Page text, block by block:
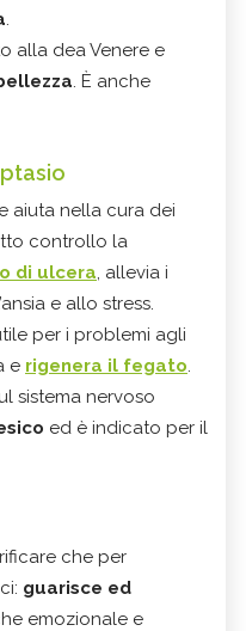
.
alla dea Venere e
. È anche
e aiuta nella cura dei
controllo la
di ulcera, allevia i
e allo stress.
per i problemi agli
e rigenera il fegato.
sistema nervoso
ed è indicato per il
che per
guarisce ed
emozionale e